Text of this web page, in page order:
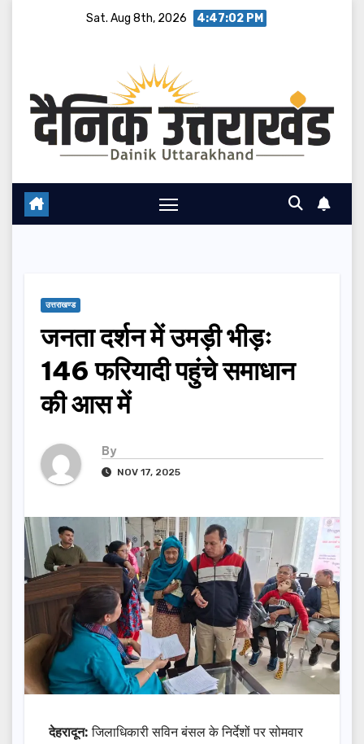
Sat. Aug 8th, 2026 4:47:03 PM
उत्तराखण्ड
जनता दर्शन में उमड़ी भीड़ः
146 फरियादी पहुंचे समाधान
की आस में
By
NOV 17, 2025
देहरादून:जिलाधिकारी सविन बंसल के निर्देशों पर सोमवार